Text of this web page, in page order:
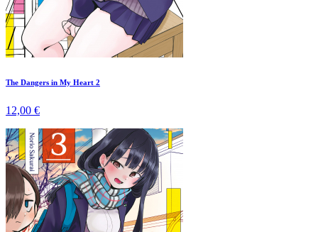
The Dangers in My Heart 2
12,00 €